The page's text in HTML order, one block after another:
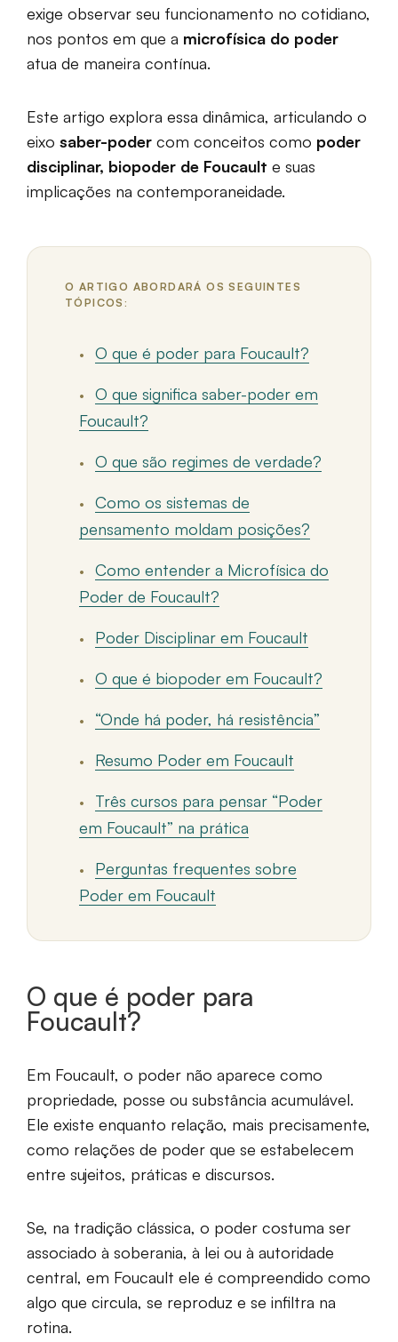
exige observar seu funcionamento no cotidiano,
nos pontos em que a microfísica do poder
atua de maneira contínua.
Este artigo explora essa dinâmica, articulando o
eixo saber-poder com conceitos como poder
disciplinar, biopoder de Foucault e suas
implicações na contemporaneidade.
O ARTIGO ABORDARÁ OS SEGUINTES
TÓPICOS:
O que é poder para Foucault?
O que significa saber-poder em
Foucault?
O que são regimes de verdade?
Como os sistemas de
pensamento moldam posições?
Como entender a Microfísica do
Poder de Foucault?
Poder Disciplinar em Foucault
O que é biopoder em Foucault?
“Onde há poder, há resistência”
Resumo Poder em Foucault
Três cursos para pensar “Poder
em Foucault” na prática
Perguntas frequentes sobre
Poder em Foucault
O que é poder para
Foucault?
Em Foucault, o poder não aparece como
propriedade, posse ou substância acumulável.
Ele existe enquanto relação, mais precisamente,
como relações de poder que se estabelecem
entre sujeitos, práticas e discursos.
Se, na tradição clássica, o poder costuma ser
associado à soberania, à lei ou à autoridade
central, em Foucault ele é compreendido como
algo que circula, se reproduz e se infiltra na
rotina.